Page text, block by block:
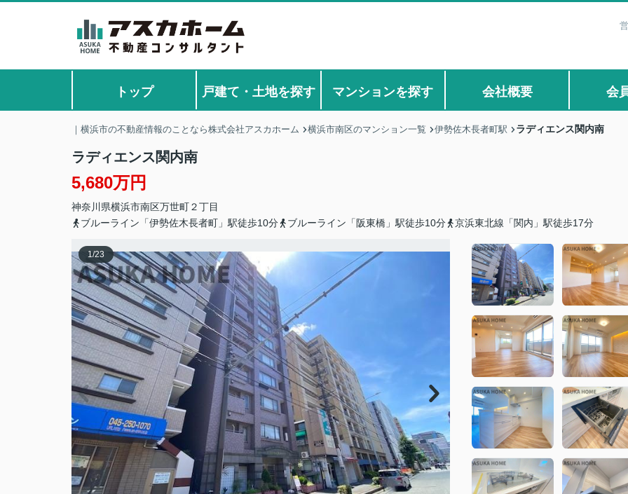
トップ 戸建て・土地を探す マンションを探す 会社概要 会
｜横浜市の不動産情報のことなら株式会社アスカホーム 横浜市南区のマンション一覧 伊勢佐木長者町駅 ラディエンス関内南
ラディエンス関内南
5,680万円
神奈川県横浜市南区万世町２丁目
ブルーライン「伊勢佐木長者町」駅徒歩10分
ブルーライン「阪東橋」駅徒歩10分 京浜東北線「関内」駅徒歩17分
1/23